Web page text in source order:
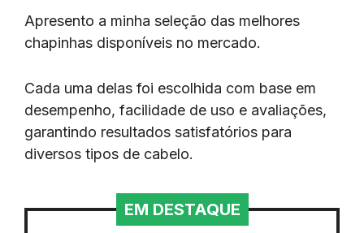
Apresento a minha seleção das melhores
chapinhas disponíveis no mercado.
Cada uma delas foi escolhida com base em
desempenho, facilidade de uso e avaliações,
garantindo resultados satisfatórios para
diversos tipos de cabelo.
EM DESTAQUE